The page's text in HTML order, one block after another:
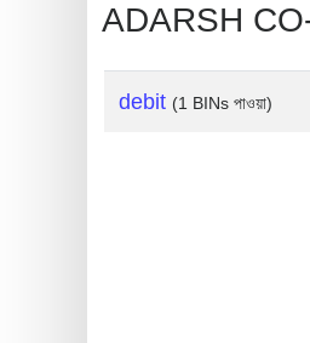
ADARSH
debit (1 BINs পাওয়া)